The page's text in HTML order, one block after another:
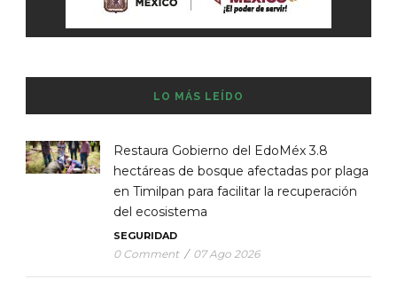
LO MÁS LEÍDO
Restaura Gobierno del EdoMéx 3.8
hectáreas de bosque afectadas por plaga
en Timilpan para facilitar la recuperación
del ecosistema
SEGURIDAD
0 Comment / 07 Ago 2026